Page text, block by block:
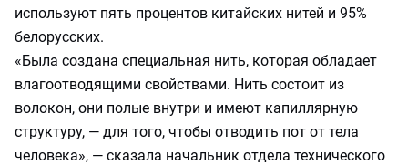
используют пять процентов китайских нитей и 95%
белорусских.
«Была создана специальная нить, которая обладает
влагоотводящими свойствами. Нить состоит из
волокон, они полые внутри и имеют капиллярную
структуру, — для того, чтобы отводить пот от тела
человека», — сказала начальник отдела технического